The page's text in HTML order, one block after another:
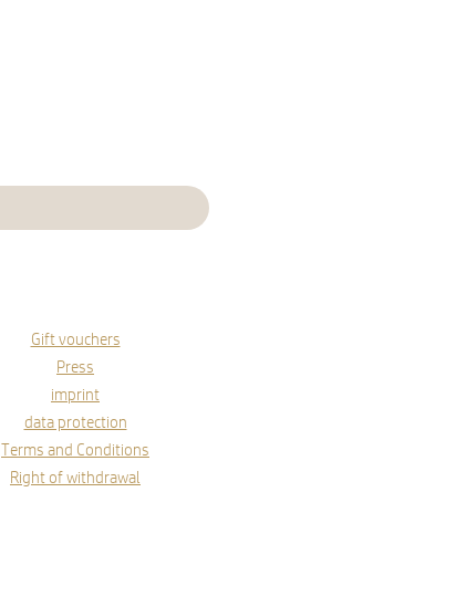
Gift vouchers
Press
imprint
data protection
Terms and Conditions
Right of withdrawal